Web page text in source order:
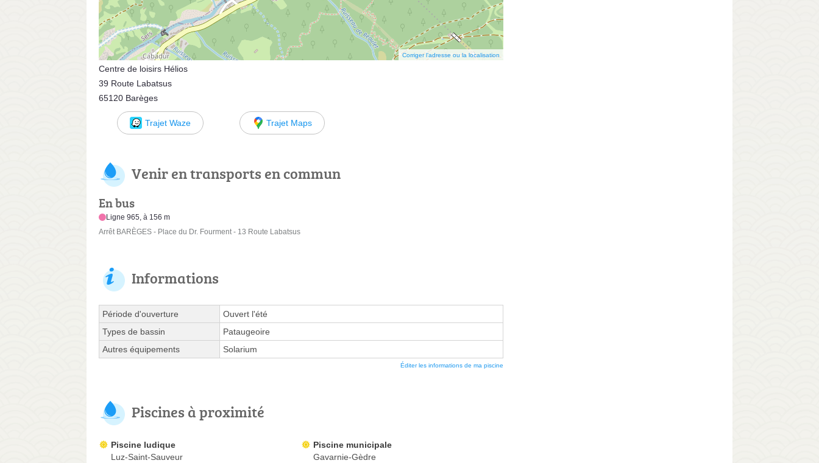
Corriger l’adresse ou la localisation
Centre de loisirs Hélios
39 Route Labatsus
65120 Barèges
Trajet Waze Trajet Maps
Venir en transports en commun
En bus
Ligne 965, à 156 m
Arrêt BARÈGES - Place du Dr. Fourment - 13 Route Labatsus
Informations
Période d'ouverture
Ouvert l'été
Types de bassin
Pataugeoire
Autres équipements
Solarium
Éditer les informations de ma piscine
Piscines à proximité
Piscine ludique
Luz-Saint-Sauveur
Piscine municipale
Gavarnie-Gèdre